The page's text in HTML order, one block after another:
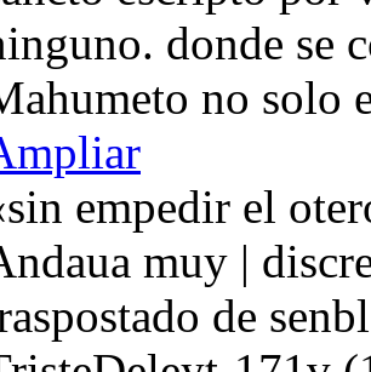
donde se
no solo
empedir el
muy |
de